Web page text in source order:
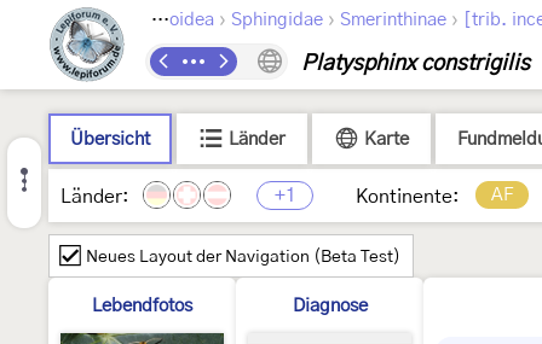
› Bombycoidea › Sphingidae › Smerinthinae › [trib.
Platysphinx constrigilis
Übersicht Länder Karte
Länder: +1 Kontinente: AF
Neues Layout der Navigation (Beta Test)
Lebendfotos Diagnose